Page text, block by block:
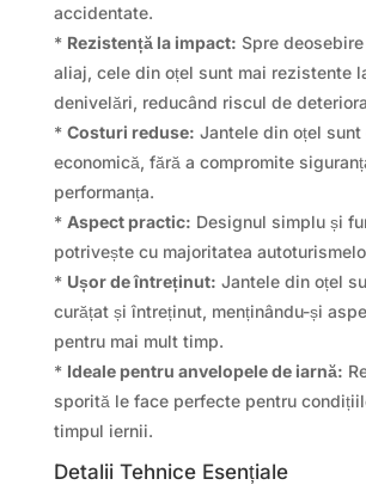
accidentate.
* Rezistență la impact: Spre
aliaj, cele din oțel sunt mai rezistente
denivelări, reducând riscul de
* Costuri reduse: Jantele din oțel sunt
economică, fără a compromite
performanța.
* Aspect practic: Designul simplu și
potrivește cu majoritatea
* Ușor de întreținut: Jantele din oțel
curățat și întreținut, menținându-și
pentru mai mult timp.
* Ideale pentru anvelopele de iarnă:
sporită le face perfecte pentru
timpul iernii.
Detalii Tehnice Esențiale